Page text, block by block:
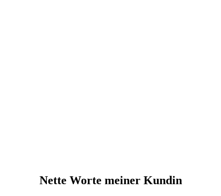
Nette Worte meiner Kundin